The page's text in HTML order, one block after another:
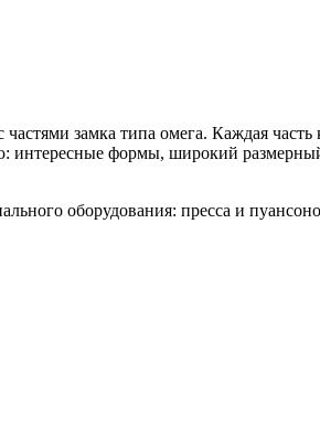
замка типа омега. Каждая часть
формы, широкий
оборудования: пресса и